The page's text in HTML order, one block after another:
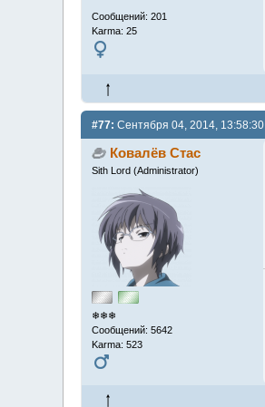
Сообщений: 201
Karma: 25
#77: Сентября 04, 2014, 13:58:30
Ковалёв Стас
Sith Lord (Administrator)
❄❄❄
Сообщений: 5642
Karma: 523